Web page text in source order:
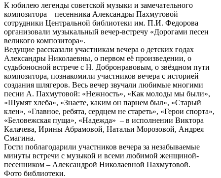
К юбилею легенды советской музыки и замечательного
композитора – песенника Александры Пахмутовой
сотрудники Центральной библиотеки им. П.И. Федорова
организовали музыкальный вечер-встречу «Дорогами песен
великого композитора».
Ведущие рассказали участникам вечера о детских годах
Александры Николаевны, о первом её произведении, о
судьбоносной встрече с Н. Добронравовым, о звёздном пути
композитора, познакомили участников вечера с историей
создания шлягеров. Весь вечер звучали любимые многими
песни А. Пахмутовой: «Нежность», «Как молоды мы были»,
«Шумят хлеба», «Знаете, каким он парнем был», «Старый
клен», «Главное, ребята, сердцем не стареть», «Герои спорта»,
«Беловежская пуща», «Надежда» – в исполнении Виктора
Калачева, Ирины Абрамовой, Натальи Морозовой, Андрея
Смагина.
Гости поблагодарили участников вечера за незабываемые
минуты встречи с музыкой и всеми любимой женщиной-
песенником – Александрой Николаевной Пахмутовой.
Фото библиотеки.